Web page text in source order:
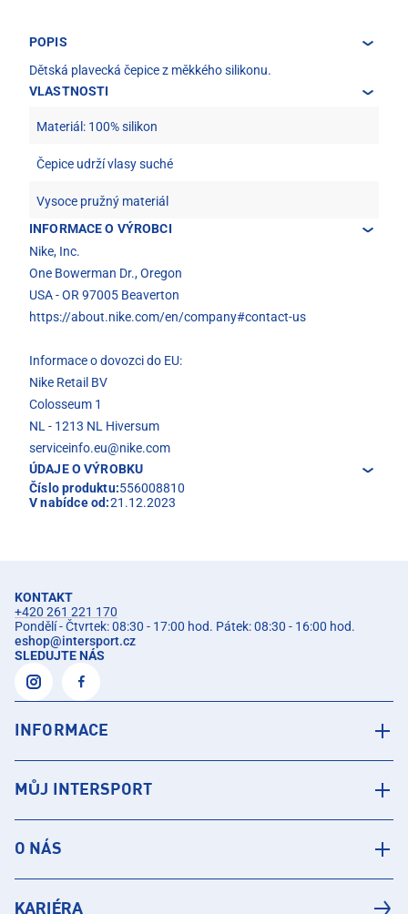
POPIS
Dětská plavecká čepice z měkkého silikonu.
VLASTNOSTI
Materiál: 100% silikon
Čepice udrží vlasy suché
Vysoce pružný materiál
INFORMACE O VÝROBCI
Nike, Inc.
One Bowerman Dr., Oregon
USA - OR 97005 Beaverton
https://about.nike.com/en/company#contact-us
Informace o dovozci do EU:
Nike Retail BV
Colosseum 1
NL - 1213 NL Hiversum
serviceinfo.eu@nike.com
ÚDAJE O VÝROBKU
Číslo produktu:556008810
V nabídce od:21.12.2023
KONTAKT
+420 261 221 170
Pondělí - Čtvrtek: 08:30 - 17:00 hod. Pátek: 08:30 - 16:00 hod.
eshop@intersport.cz
SLEDUJTE NÁS
INFORMACE
MŮJ INTERSPORT
O NÁS
KARIÉRA